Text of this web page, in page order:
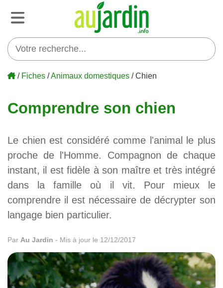
/ Fiches /Animaux domestiques / Chien
Comprendre son chien
Le chien est considéré comme l'animal le plus
proche de l'Homme. Compagnon de chaque
instant, il est fidèle à son maître et très intégré
dans la famille où il vit. Pour mieux le
comprendre il est nécessaire de décrypter son
langage bien particulier.
Par Au Jardin - Mis à jour le 12/12/2017